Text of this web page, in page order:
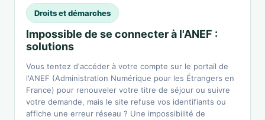
Droits et démarches
Impossible de se connecter à l'ANEF :
solutions
Vous tentez d'accéder à votre compte sur le portail de
l'ANEF (Administration Numérique pour les Étrangers en
France) pour renouveler votre titre de séjour ou suivre
votre demande, mais le site refuse vos identifiants ou
affiche une erreur réseau ? Une impossibilité de